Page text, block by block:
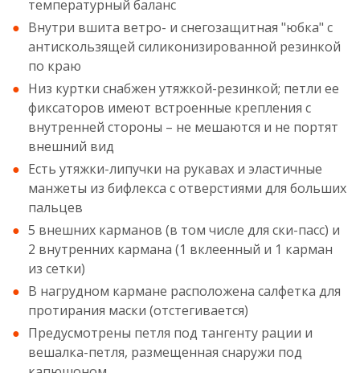
температурный баланс
Внутри вшита ветро- и снегозащитная "юбка" с
антискользящей силиконизированной резинкой
по краю
Низ куртки снабжен утяжкой-резинкой; петли ее
фиксаторов имеют встроенные крепления с
внутренней стороны – не мешаются и не портят
внешний вид
Есть утяжки-липучки на рукавах и эластичные
манжеты из бифлекса с отверстиями для больших
пальцев
5 внешних карманов (в том числе для ски-пасс) и
2 внутренних кармана (1 вклеенный и 1 карман
из сетки)
В нагрудном кармане расположена салфетка для
протирания маски (отстегивается)
Предусмотрены петля под тангенту рации и
вешалка-петля, размещенная снаружи под